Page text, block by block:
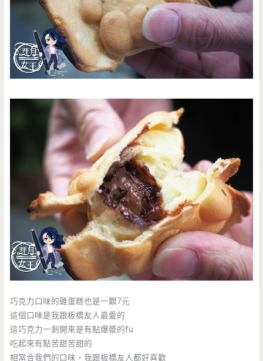
巧克力口味的雞蛋糕也是一顆7元
這個口味是我跟板橋友人最愛的
這巧克力一剝開來是有點爆漿的fu
吃起來有點苦甜苦甜的
相當合我們的口味，我跟板橋友人都好喜歡